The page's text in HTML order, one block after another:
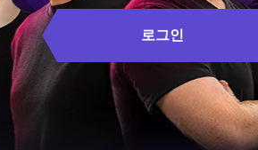
로그인